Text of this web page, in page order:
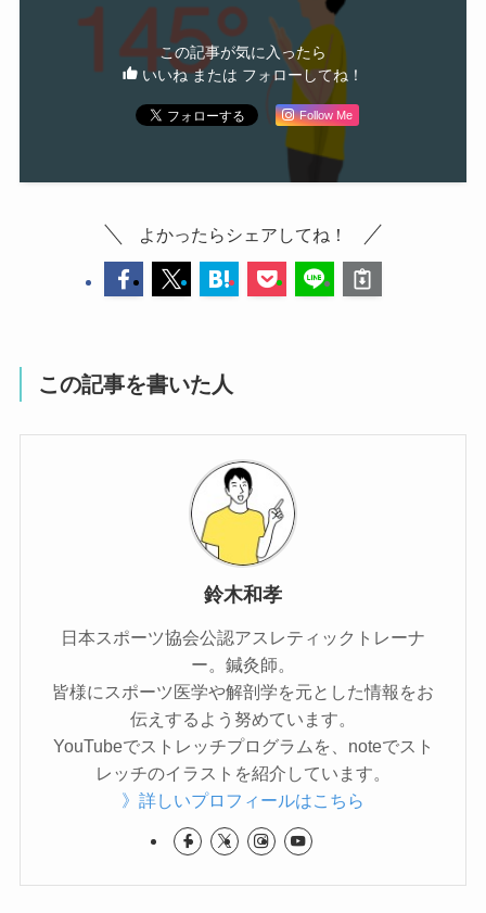
この記事が気に入ったら
いいね または フォローしてね！
Follow Me
よかったらシェアしてね！
この記事を書いた人
鈴木和孝
日本スポーツ協会公認アスレティックトレーナ
ー。鍼灸師。
皆様にスポーツ医学や解剖学を元とした情報をお
伝えするよう努めています。
YouTubeでストレッチプログラムを、noteでスト
レッチのイラストを紹介しています。
》詳しいプロフィールはこちら